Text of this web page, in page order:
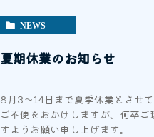
NEWS
夏期休業のお知らせ
8月3～14日まで夏季休業とさせて
ご不便をおかけしますが、何卒ご
すようお願い申し上げます。